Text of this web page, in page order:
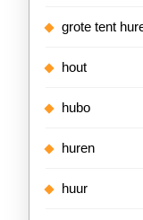
grote tent
hout
hubo
huren
huur